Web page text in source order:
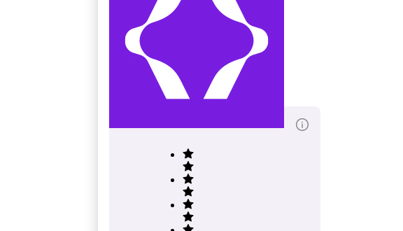
C & H Machine
c-hmachine.com